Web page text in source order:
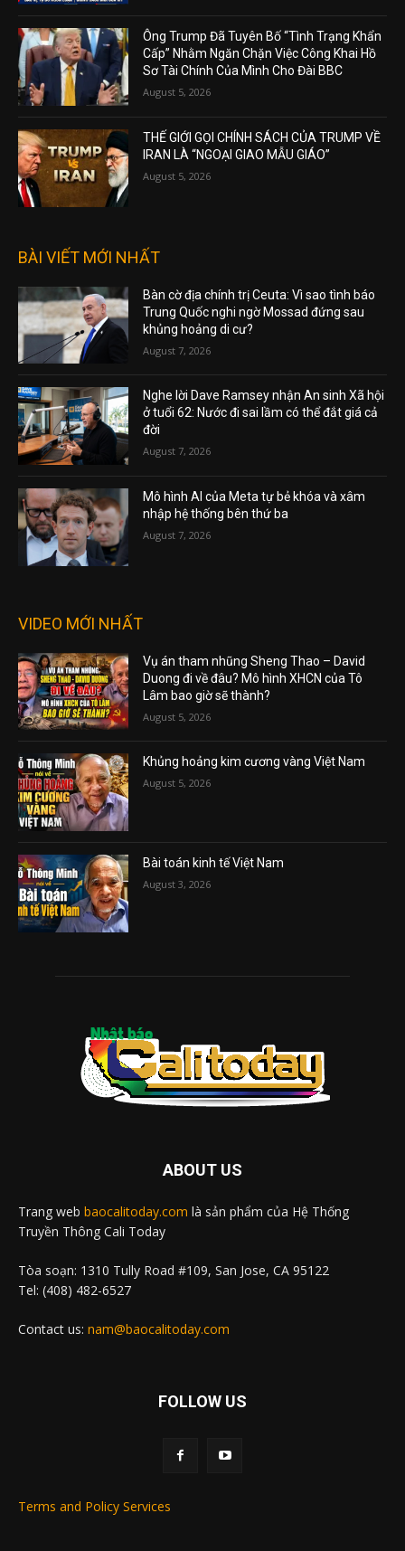
Ông Trump Đã Tuyên Bố “Tình Trạng Khẩn
Cấp” Nhằm Ngăn Chặn Việc Công Khai Hồ
Sơ Tài Chính Của Mình Cho Đài BBC
August 5, 2026
THẾ GIỚI GỌI CHÍNH SÁCH CỦA TRUMP VỀ
IRAN LÀ “NGOẠI GIAO MẪU GIÁO”
August 5, 2026
BÀI VIẾT MỚI NHẤT
Bàn cờ địa chính trị Ceuta: Vì sao tình báo
Trung Quốc nghi ngờ Mossad đứng sau
khủng hoảng di cư?
August 7, 2026
Nghe lời Dave Ramsey nhận An sinh Xã hội
ở tuổi 62: Nước đi sai lầm có thể đắt giá cả
đời
August 7, 2026
Mô hình AI của Meta tự bẻ khóa và xâm
nhập hệ thống bên thứ ba
August 7, 2026
VIDEO MỚI NHẤT
Vụ án tham nhũng Sheng Thao – David
Duong đi về đâu? Mô hình XHCN của Tô
Lâm bao giờ sẽ thành?
August 5, 2026
Khủng hoảng kim cương vàng Việt Nam
August 5, 2026
Bài toán kinh tế Việt Nam
August 3, 2026
ABOUT US
Trang web baocalitoday.com là sản phẩm của Hệ Thống
Truyền Thông Cali Today
Tòa soạn: 1310 Tully Road #109, San Jose, CA 95122
Tel: (408) 482-6527
Contact us: nam@baocalitoday.com
FOLLOW US
Terms and Policy Services